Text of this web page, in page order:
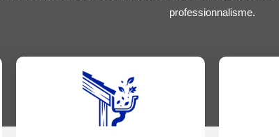
professionnalisme.